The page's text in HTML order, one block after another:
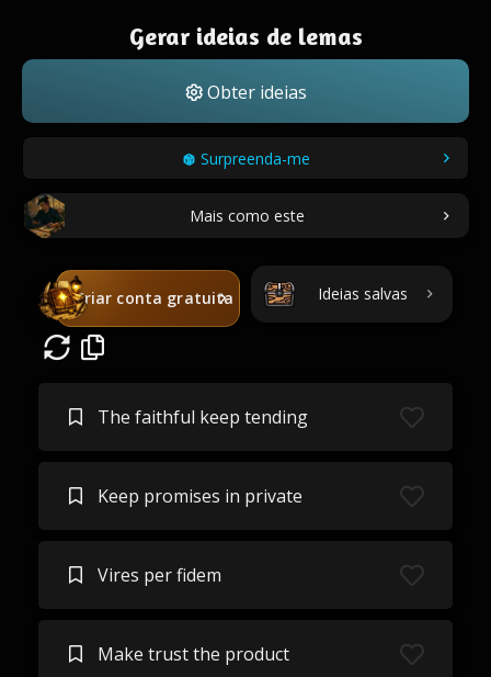
Gerar ideias de lemas
Obter ideias
Surpreenda-me
Mais como este
Criar conta gratuita Ideias salvas
The faithful keep tending
Keep promises in private
Vires per fidem
Make trust the product